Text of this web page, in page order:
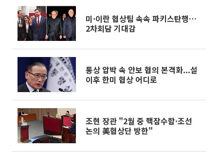
미·이란 협상팀 속속 파키스탄행…
2차회담 기대감
통상 압박 속 안보 협의 본격화...설
이후 한미 협상 어디로
조현 장관 "2월 중 핵잠수함·조선
논의 美협상단 방한"